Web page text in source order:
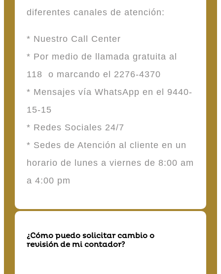
diferentes canales de atención:
* Nuestro Call Center
* Por medio de llamada gratuita al
118 o marcando el 2276-4370
* Mensajes vía WhatsApp en el 9440-
15-15
* Redes Sociales 24/7
* Sedes de Atención al cliente en un
horario de lunes a viernes de 8:00 am
a 4:00 pm
¿Cómo puedo solicitar cambio o
revisión de mi contador?